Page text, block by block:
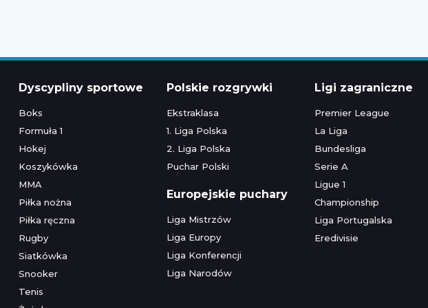
Dyscypliny sportowe
Boks
Formuła 1
Hokej
Koszykówka
MMA
Piłka nożna
Piłka ręczna
Rugby
Siatkówka
Snooker
Tenis
Polskie rozgrywki
Ekstraklasa
1. Liga Polska
2. Liga Polska
Puchar Polski
Europejskie puchary
Liga Mistrzów
Liga Europy
Liga Konferencji
Liga Narodów
Ligi zagraniczne
Premier League
La Liga
Bundesliga
Serie A
Ligue 1
Championship
Liga Portugalska
Eredivisie